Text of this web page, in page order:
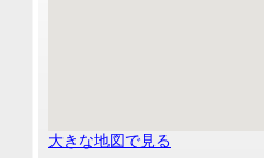
大きな地図で見る